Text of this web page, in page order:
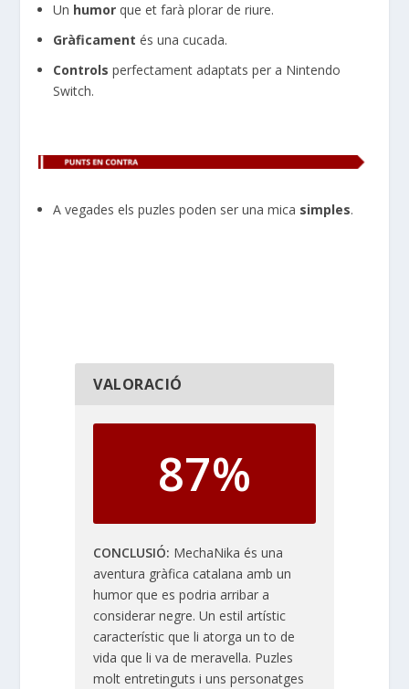
Un humor que et farà plorar de riure.
Gràficament és una cucada.
Controls perfectament adaptats per a Nintendo
Switch.
A vegades els puzles poden ser una mica simples.
VALORACIÓ
87%
CONCLUSIÓ MechaNika és una
aventura gràfica catalana amb un
humor que es podria arribar a
considerar negre. Un estil artístic
característic que li atorga un to de
vida que li va de meravella. Puzles
molt entretinguts i uns personatges